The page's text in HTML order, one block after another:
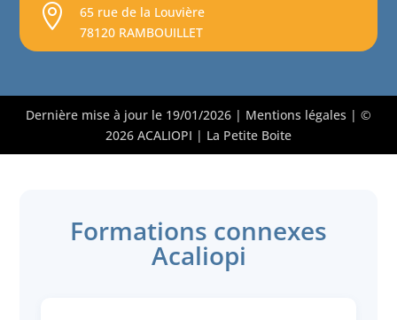

65 rue de la Louvière
78120 RAMBOUILLET
Dernière mise à jour le 19/01/2026 | Mentions légales | ©
2026 ACALIOPI | La Petite Boite
Formations connexes
Acaliopi